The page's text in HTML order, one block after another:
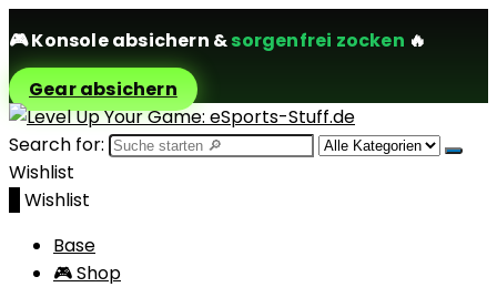
🎮Konsole absichern &sorgenfrei zocken 🔥
Gear absichern
Search for:
Wishlist
Wishlist
Base
🎮 Shop